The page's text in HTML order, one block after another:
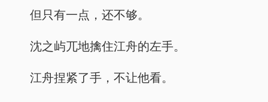
但只有一点，还不够。
沈之屿兀地擒住江舟的左手。
江舟捏紧了手，不让他看。